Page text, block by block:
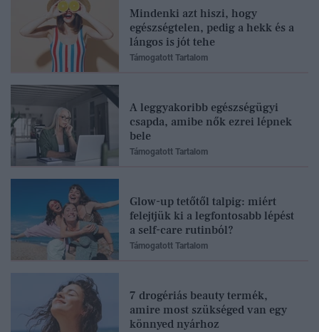
Mindenki azt hiszi, hogy
egészségtelen, pedig a hekk és a
lángos is jót tehe
Támogatott Tartalom
A leggyakoribb egészségügyi
csapda, amibe nők ezrei lépnek
bele
Támogatott Tartalom
Glow-up tetőtől talpig: miért
felejtjük ki a legfontosabb lépést
a self-care rutinból?
Támogatott Tartalom
7 drogériás beauty termék,
amire most szükséged van egy
könnyed nyárhoz